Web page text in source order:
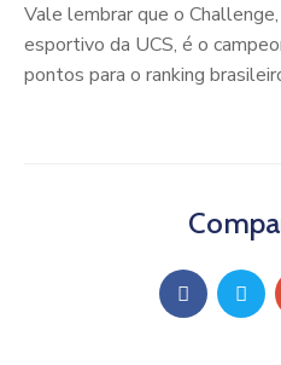
Vale lembrar que o
esportivo da UCS, é o
pontos para o ranking